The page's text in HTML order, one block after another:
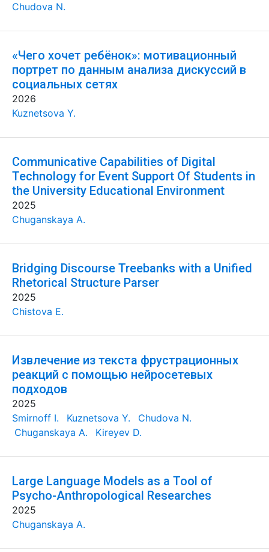
Chudova N.
«Чего хочет ребёнок»: мотивационный
портрет по данным анализа дискуссий в
социальных сетях
2026
Kuznetsova Y.
Communicative Capabilities of Digital
Technology for Event Support Of Students in
the University Educational Environment
2025
Chuganskaya A.
Bridging Discourse Treebanks with a Unified
Rhetorical Structure Parser
2025
Chistova E.
Извлечение из текста фрустрационных
реакций с помощью нейросетевых
подходов
2025
Smirnoff I.
Kuznetsova Y.
Chudova N.
Chuganskaya A.
Kireyev D.
Large Language Models as a Tool of
Psycho-Anthropological Researches
2025
Chuganskaya A.